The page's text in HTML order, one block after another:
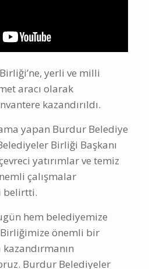
yerli ve milli
aracı olarak
kazandırıldı.
yapan Burdur Belediye
Birliği Başkanı
yatırımlar ve temiz
çalışmalar
belirtti.
hem belediyemize
önemli bir
Burdur Belediyeler